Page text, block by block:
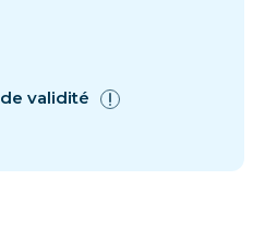
validité